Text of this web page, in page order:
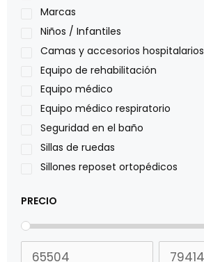
Nidek
Oxiplus
Philips
Pride
Roho
Sillas de ruedas Everest Jennings
Stealth products
Xiehe Medical
Marcas
Niños / Infantiles
Camas y accesorios hospitalarios
Equipo de rehabilitación
Equipo médico
Equipo médico respiratorio
Seguridad en el baño
Sillas de ruedas
Sillones reposet ortopédicos
PRECIO